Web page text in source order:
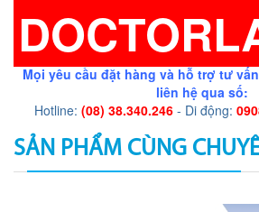
Mọi yêu cầu đặt hàng và hỗ trợ tư
liên hệ qua số:
Hotline: (08) 38.340.246 - Di động:
SẢN PHẨM CÙNG